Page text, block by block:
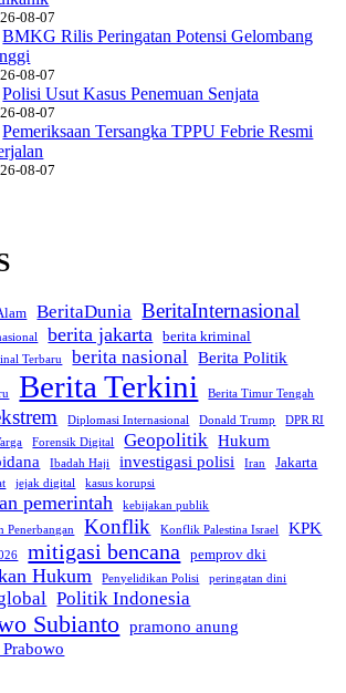
08-07
BMKG Rilis Peringatan Potensi Gelombang
08-07
Polisi Usut Kasus Penemuan Senjata
08-07
Pemeriksaan Tersangka TPPU Febrie Resmi
08-07
BeritaDunia BeritaInternasional
berita jakarta berita kriminal
Terbaru berita nasional Berita Politik
Berita Terkini Berita Timur Tengah
Diplomasi Internasional Donald Trump
DPR RI
Forensik Digital Geopolitik Hukum
Ibadah Haji investigasi polisi Iran Jakarta
jejak digital kasus korupsi
pemerintah
kebijakan publik
Penerbangan
Konflik Konflik Palestina Israel KPK
mitigasi bencana pemprov dki
Hukum Penyelidikan Polisi peringatan dini
Politik Indonesia
Subianto pramono anung
Prabowo